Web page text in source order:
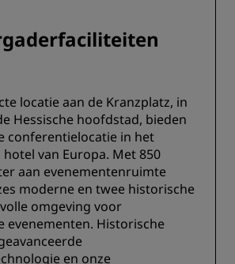
locatie aan de Kranzplatz, in
Hessische hoofdstad, bieden
conferentielocatie in het
van Europa. Met 850
aan evenementenruimte
moderne en twee historische
omgeving voor
evenementen. ‌Historische
en onze